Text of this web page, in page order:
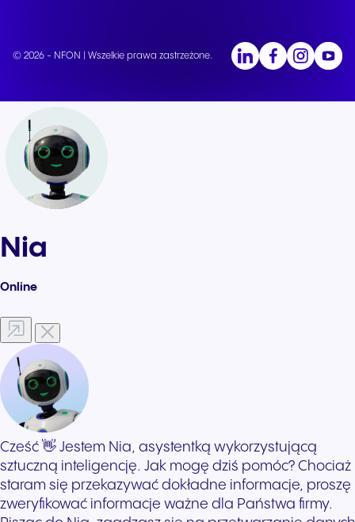
© 2026 - NFON | Wszelkie prawa zastrzeżone.